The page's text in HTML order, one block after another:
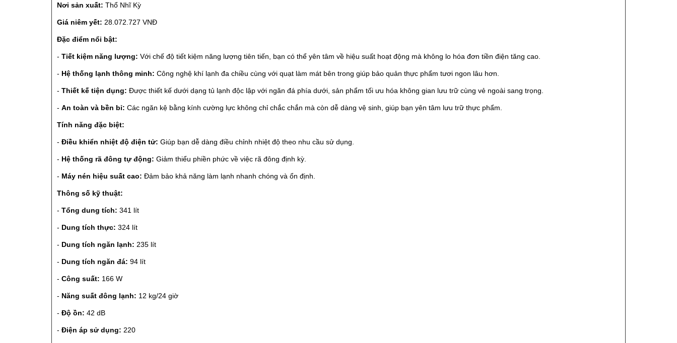
Nơi sản xuất: Thổ Nhĩ Kỳ
Giá niêm yết: 28.072.727 VNĐ
Đặc điểm nổi bật:
- Tiết kiệm năng lượng: Với chế độ tiết kiệm năng lượng tiên tiến, bạn có thể yên tâm về hiệu suất hoạt động mà không lo hóa đơn tiền điện tăng cao.
- Hệ thống lạnh thông minh: Công nghệ khí lạnh đa chiều cùng với quạt làm mát bên trong giúp bảo quản thực phẩm tươi ngon lâu hơn.
- Thiết kế tiện dụng: Được thiết kế dưới dạng tủ lạnh độc lập với ngăn đá phía dưới, sản phẩm tối ưu hóa không gian lưu trữ cùng vẻ ngoài sang trọng.
- An toàn và bền bỉ: Các ngăn kệ bằng kính cường lực không chỉ chắc chắn mà còn dễ dàng vệ sinh, giúp bạn yên tâm lưu trữ thực phẩm.
Tính năng đặc biệt:
- Điều khiển nhiệt độ điện tử: Giúp bạn dễ dàng điều chỉnh nhiệt độ theo nhu cầu sử dụng.
- Hệ thống rã đông tự động: Giảm thiểu phiền phức về việc rã đông định kỳ.
- Máy nén hiệu suất cao: Đảm bảo khả năng làm lạnh nhanh chóng và ổn định.
Thông số kỹ thuật:
- Tổng dung tích: 341 lít
- Dung tích thực: 324 lít
- Dung tích ngăn lạnh: 235 lít
- Dung tích ngăn đá: 94 lít
- Công suất: 166 W
- Năng suất đông lạnh: 12 kg/24 giờ
- Độ ồn: 42 dB
- Điện áp sử dụng: 220